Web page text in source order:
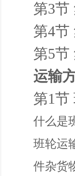
第3节
第4节
第5节
运输
第1节
什么是
班轮运
件杂货